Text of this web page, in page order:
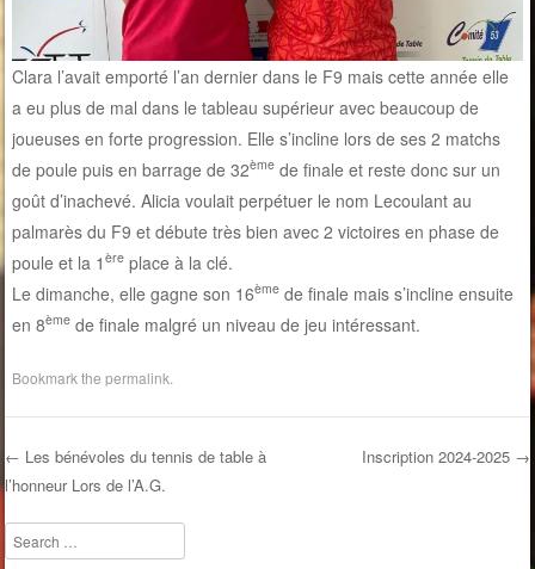
Clara l’avait emporté l’an dernier dans le F9 mais cette année elle
a eu plus de mal dans le tableau supérieur avec beaucoup de
joueuses en forte progression. Elle s’incline lors de ses 2 matchs
de poule puis en barrage de 32ème de finale et reste donc sur un
goût d’inachevé. Alicia voulait perpétuer le nom Lecoulant au
palmarès du F9 et débute très bien avec 2 victoires en phase de
poule et la 1ère place à la clé.
Le dimanche, elle gagne son 16ème de finale mais s’incline ensuite
en 8ème de finale malgré un niveau de jeu intéressant.
Bookmark thepermalink
Post navigation
← Les bénévoles du tennis de table à
l’honneur Lors de l’A.G.
Inscription 2024-2025 →
Search